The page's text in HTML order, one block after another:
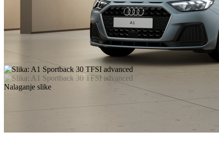
Nalaganje slike